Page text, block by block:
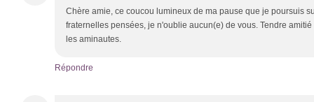
Chère amie, ce coucou lumineux de ma pause que je poursuis
fraternelles pensées, je n'oublie aucun(e) de vous. Tendre
les aminautes.
Répondre